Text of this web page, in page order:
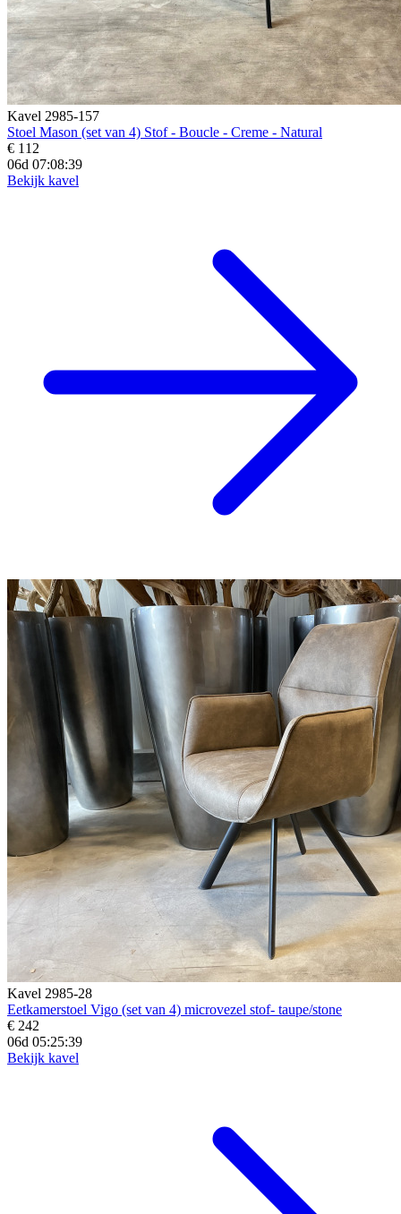
Kavel 2985-157
Stoel Mason (set van 4) Stof - Boucle - Creme - Natural
€ 112
06d 07:08:37
Bekijk kavel
Kavel 2985-28
Eetkamerstoel Vigo (set van 4) microvezel stof- taupe/stone
€ 242
06d 05:25:37
Bekijk kavel